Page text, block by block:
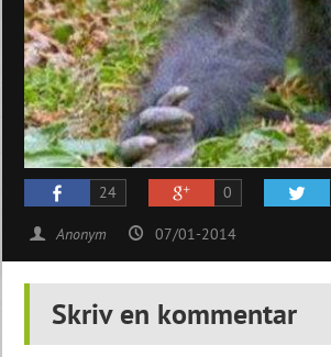
24 0
Anonym 07/01-2014
Skriv en kommentar